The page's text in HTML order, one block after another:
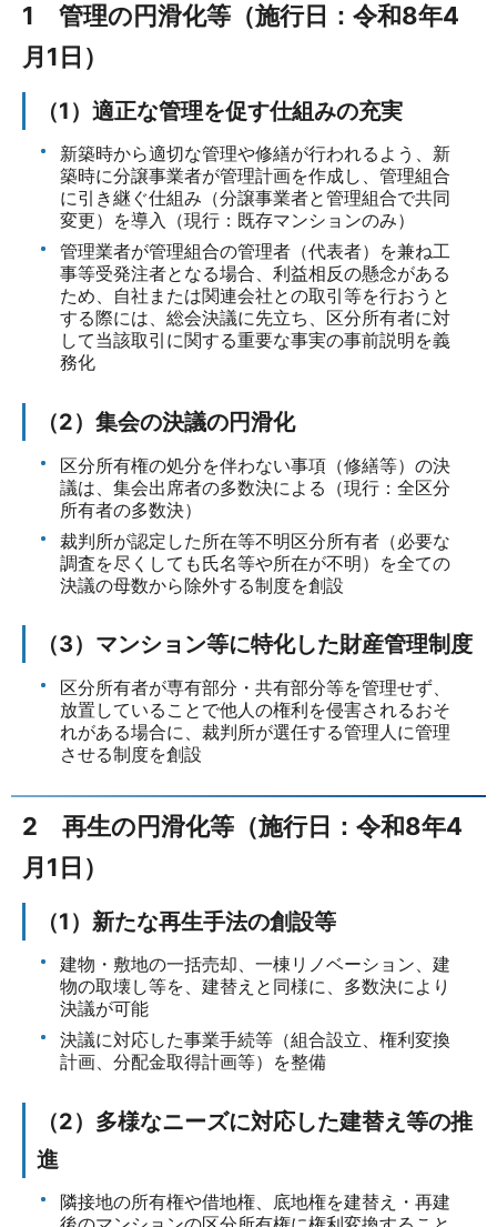
1 管理の円滑化等（施行日：令和8年4
月1日）
（1）適正な管理を促す仕組みの充実
新築時から適切な管理や修繕が行われるよう、新
築時に分譲事業者が管理計画を作成し、管理組合
に引き継ぐ仕組み（分譲事業者と管理組合で共同
変更）を導入（現行：既存マンションのみ）
管理業者が管理組合の管理者（代表者）を兼ね工
事等受発注者となる場合、利益相反の懸念がある
ため、自社または関連会社との取引等を行おうと
する際には、総会決議に先立ち、区分所有者に対
して当該取引に関する重要な事実の事前説明を義
務化
（2）集会の決議の円滑化
区分所有権の処分を伴わない事項（修繕等）の決
議は、集会出席者の多数決による（現行：全区分
所有者の多数決）
裁判所が認定した所在等不明区分所有者（必要な
調査を尽くしても氏名等や所在が不明）を全ての
決議の母数から除外する制度を創設
（3）マンション等に特化した財産管理制度
区分所有者が専有部分・共有部分等を管理せず、
放置していることで他人の権利を侵害されるおそ
れがある場合に、裁判所が選任する管理人に管理
させる制度を創設
2 再生の円滑化等（施行日：令和8年4
月1日）
（1）新たな再生手法の創設等
建物・敷地の一括売却、一棟リノベーション、建
物の取壊し等を、建替えと同様に、多数決により
決議が可能
決議に対応した事業手続等（組合設立、権利変換
計画、分配金取得計画等）を整備
（2）多様なニーズに対応した建替え等の推
進
隣接地の所有権や借地権、底地権を建替え・再建